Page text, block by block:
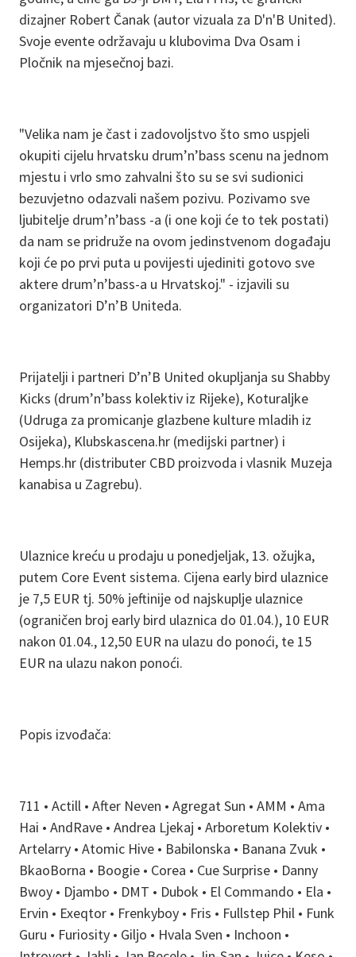
dizajner Robert Čanak (autor vizuala za D'n'B United).
Svoje evente održavaju u klubovima Dva Osam i
Pločnik na mjesečnoj bazi.
"Velika nam je čast i zadovoljstvo što smo uspjeli
okupiti cijelu hrvatsku drum’n’bass scenu na jednom
mjestu i vrlo smo zahvalni što su se svi sudionici
bezuvjetno odazvali našem pozivu. Pozivamo sve
ljubitelje drum’n’bass -a (i one koji će to tek postati)
da nam se pridruže na ovom jedinstvenom događaju
koji će po prvi puta u povijesti ujediniti gotovo sve
aktere drum’n’bass-a u Hrvatskoj." - izjavili su
organizatori D’n’B Uniteda.
Prijatelji i partneri D’n’B United okupljanja su Shabby
Kicks (drum’n’bass kolektiv iz Rijeke), Koturaljke
(Udruga za promicanje glazbene kulture mladih iz
Osijeka), Klubskascena.hr (medijski partner) i
Hemps.hr (distributer CBD proizvoda i vlasnik Muzeja
kanabisa u Zagrebu).
Ulaznice kreću u prodaju u ponedjeljak, 13. ožujka,
putem Core Event sistema. Cijena early bird ulaznice
je 7,5 EUR tj. 50% jeftinije od najskuplje ulaznice
(ograničen broj early bird ulaznica do 01.04.), 10 EUR
nakon 01.04., 12,50 EUR na ulazu do ponoći, te 15
EUR na ulazu nakon ponoći.
Popis izvođača:
711 • Actill • After Neven • Agregat Sun • AMM • Ama
Hai • AndRave • Andrea Ljekaj • Arboretum Kolektiv •
Artelarry • Atomic Hive • Babilonska • Banana Zvuk •
BkaoBorna • Boogie • Corea • Cue Surprise • Danny
Bwoy • Djambo • DMT • Dubok • El Commando • Ela •
Ervin • Exeqtor • Frenkyboy • Fris • Fullstep Phil • Funk
Guru • Furiosity • Giljo • Hvala Sven • Inchoon •